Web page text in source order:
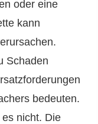
oder eine
kann
Schaden
bedeuten.
nicht. Die